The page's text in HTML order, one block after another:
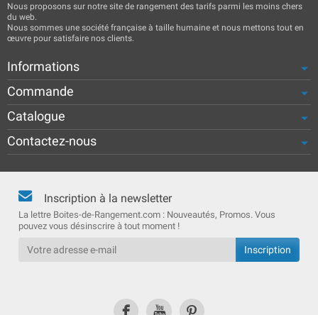
Nous proposons sur notre site de rangement des tarifs parmi les moins chers
du web.
Nous sommes une société française à taille humaine et nous mettons tout en
œuvre pour satisfaire nos clients.
Informations
Commande
Catalogue
Contactez-nous
Inscription à la newsletter
La lettre Boites-de-Rangement.com : Nouveautés, Promos. Vous
pouvez vous désinscrire à tout moment !